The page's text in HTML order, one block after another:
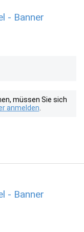
- Banner
müssen Sie sich
anmelden
- Banner